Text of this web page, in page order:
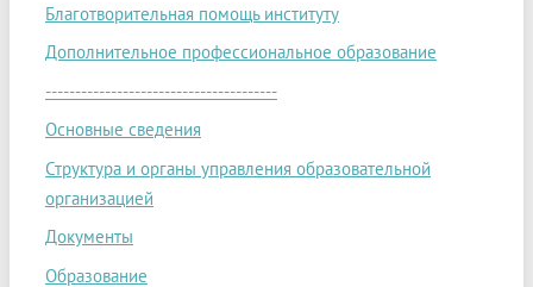
Благотворительная помощь институту
Дополнительное профессиональное образование
---------------------------------------
Основные сведения
Структура и органы управления образовательной
организацией
Документы
Образование